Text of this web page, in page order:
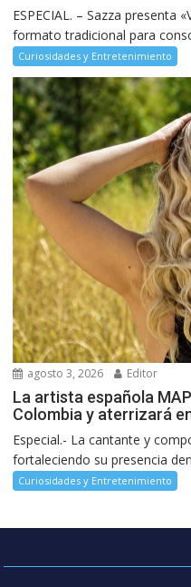
ESPECIAL. – Sazza presenta
formato tradicional para
Curiosidades y Entretenimiento
agosto 3, 2026 Editor
La artista española
Colombia y aterrizará
Especial.- La cantante y
fortaleciendo su presencia
Curiosidades y Entretenimiento